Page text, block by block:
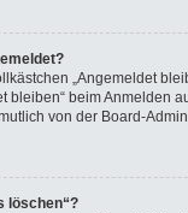
„Angemeldet
bleiben“ beim
von der Board-
löschen“?